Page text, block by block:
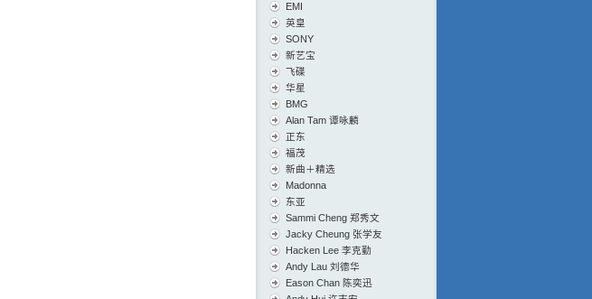
EMI
英皇
SONY
新艺宝
飞碟
华星
BMG
Alan Tam 谭咏麟
正东
福茂
新曲＋精选
Madonna
东亚
Sammi Cheng 郑秀文
Jacky Cheung 张学友
Hacken Lee 李克勤
Andy Lau 刘德华
Eason Chan 陈奕迅